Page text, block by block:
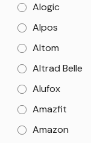
Alogic
Alpos
Altom
Altrad Belle
Alufox
Amazfit
Amazon